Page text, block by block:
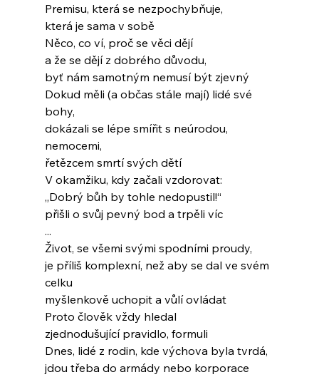
Premisu, která se nezpochybňuje,
která je sama v sobě
Něco, co ví, proč se věci dějí
a že se dějí z dobrého důvodu,
byť nám samotným nemusí být zjevný
Dokud měli (a občas stále mají) lidé své
bohy,
dokázali se lépe smířit s neúrodou,
nemocemi,
řetězcem smrtí svých dětí
V okamžiku, kdy začali vzdorovat:
„Dobrý bůh by tohle nedopustil!“
přišli o svůj pevný bod a trpěli víc
...
Život, se všemi svými spodními proudy,
je příliš komplexní, než aby se dal ve svém
celku
myšlenkově uchopit a vůlí ovládat
Proto člověk vždy hledal
zjednodušující pravidlo, formuli
Dnes, lidé z rodin, kde výchova byla tvrdá,
jdou třeba do armády nebo korporace